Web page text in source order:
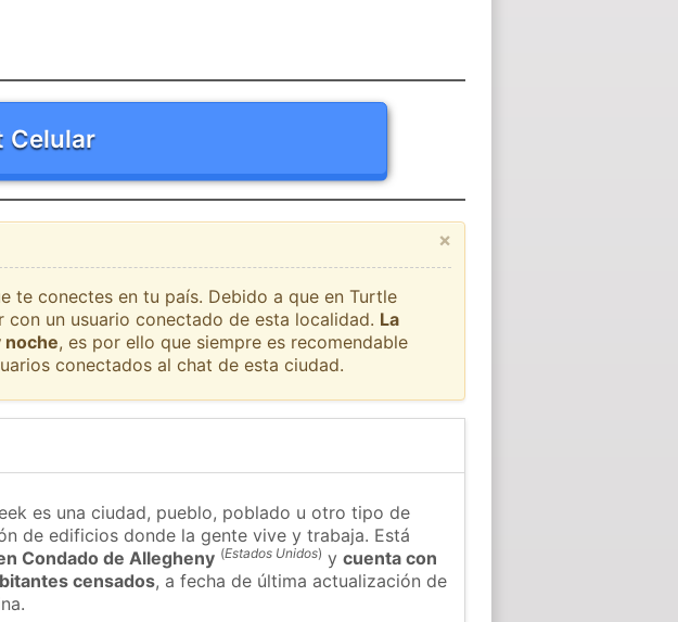
Celular
×
te conectes en tu país. Debido a que en Turtle
un usuario conectado de esta localidad. La
noche, es por ello que siempre es recomendable
conectados al chat de esta ciudad.
es una ciudad, pueblo, poblado u otro tipo de
de edificios donde la gente vive y trabaja. Está
Condado de Allegheny (Estados Unidos) ycuenta con
censados, a fecha de última actualización de